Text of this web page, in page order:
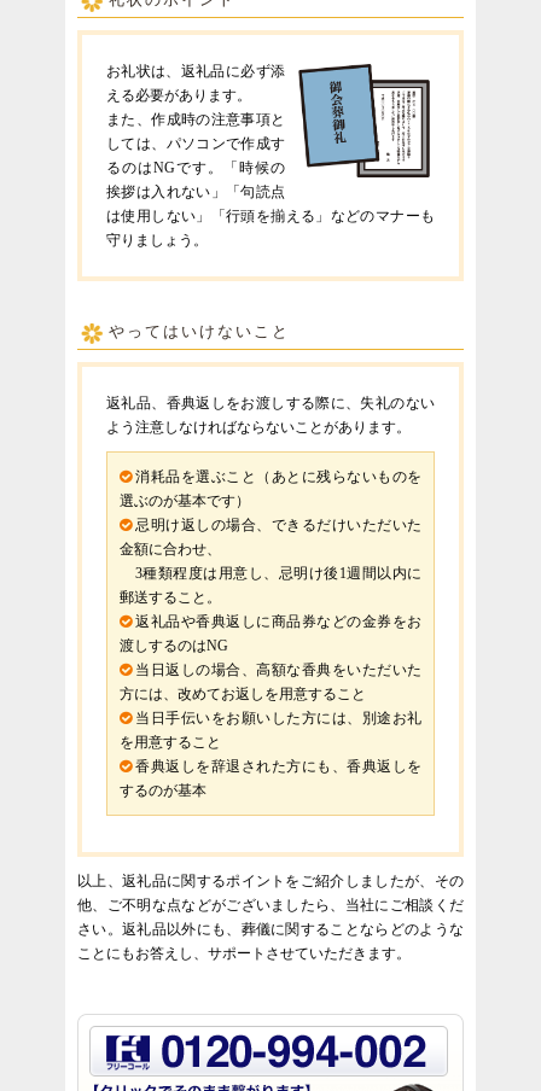
お礼状は、返礼品に必ず添
える必要があります。
また、作成時の注意事項と
しては、パソコンで作成す
るのはNGです。「時候の
挨拶は入れない」「句読点
は使用しない」「行頭を揃える」などのマナーも
守りましょう。
やってはいけないこと
返礼品、香典返しをお渡しする際に、失礼のない
よう注意しなければならないことがあります。
消耗品を選ぶこと（あとに残らないものを
選ぶのが基本です）
忌明け返しの場合、できるだけいただいた
金額に合わせ、
3種類程度は用意し、忌明け後1週間以内に
郵送すること。
返礼品や香典返しに商品券などの金券をお
渡しするのはNG
当日返しの場合、高額な香典をいただいた
方には、改めてお返しを用意すること
当日手伝いをお願いした方には、別途お礼
を用意すること
香典返しを辞退された方にも、香典返しを
するのが基本
以上、返礼品に関するポイントをご紹介しましたが、その
他、ご不明な点などがございましたら、当社にご相談くだ
さい。返礼品以外にも、葬儀に関することならどのような
ことにもお答えし、サポートさせていただきます。